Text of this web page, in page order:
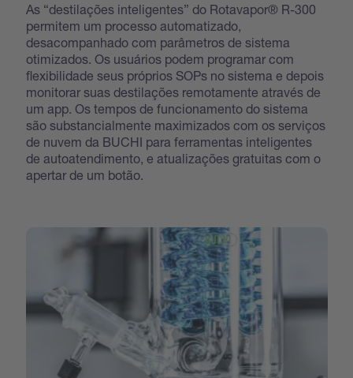
As “destilações inteligentes” do Rotavapor® R-300
permitem um processo automatizado,
desacompanhado com parâmetros de sistema
otimizados. Os usuários podem programar com
flexibilidade seus próprios SOPs no sistema e depois
monitorar suas destilações remotamente através de
um app. Os tempos de funcionamento do sistema
são substancialmente maximizados com os serviços
de nuvem da BUCHI para ferramentas inteligentes
de autoatendimento, e atualizações gratuitas com o
apertar de um botão.